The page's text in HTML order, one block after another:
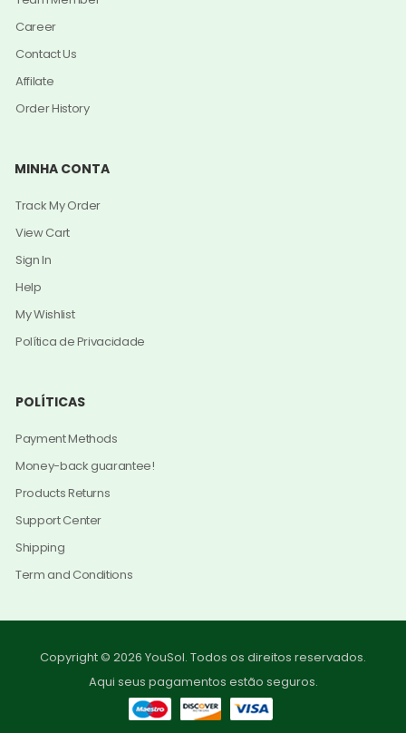
Career
Contact Us
Affilate
Order History
MINHA CONTA
Track My Order
View Cart
Sign In
Help
My Wishlist
Política de Privacidade
POLÍTICAS
Payment Methods
Money-back guarantee!
Products Returns
Support Center
Shipping
Term and Conditions
Copyright © 2026 YouSol. Todos os direitos reservados.
Aqui seus pagamentos estão seguros.